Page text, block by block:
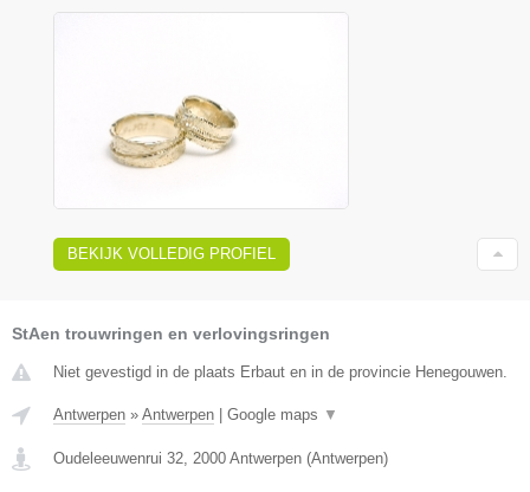
BEKIJK VOLLEDIG PROFIEL
StAen trouwringen en verlovingsringen
Niet gevestigd in de plaats Erbaut en in de provincie Henegouwen.
Antwerpen » Antwerpen Google maps ▼
Oudeleeuwenrui 32, 2000 Antwerpen (Antwerpen)